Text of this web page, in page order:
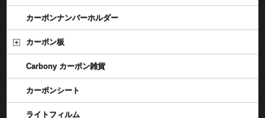
カーボンナンバーホルダー
カーボン板
Carbony カーボン雑貨
カーボンシート
ライトフィルム